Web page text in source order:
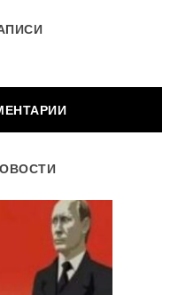
Обязательные поля